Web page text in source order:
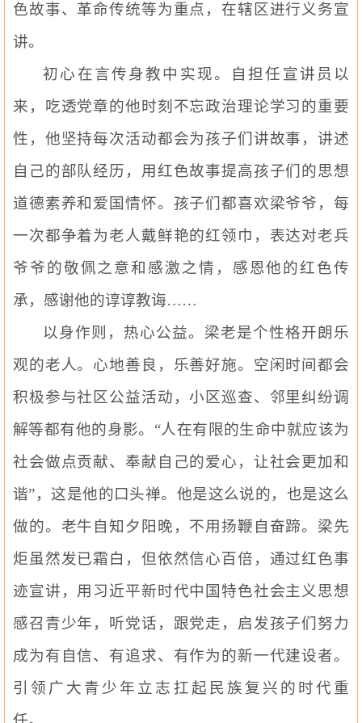
色故事、革命传统等为重点，在辖区进行义务宣
讲。
初心在言传身教中实现。自担任宣讲员以
来，吃透党章的他时刻不忘政治理论学习的重要
性，他坚持每次活动都会为孩子们讲故事，讲述
自己的部队经历，用红色故事提高孩子们的思想
道德素养和爱国情怀。孩子们都喜欢梁爷爷，每
一次都争着为老人戴鲜艳的红领巾，表达对老兵
爷爷的敬佩之意和感激之情，感恩他的红色传
承，感谢他的谆谆教诲……
以身作则，热心公益。梁老是个性格开朗乐
观的老人。心地善良，乐善好施。空闲时间都会
积极参与社区公益活动，小区巡查、邻里纠纷调
解等都有他的身影。“人在有限的生命中就应该为
社会做点贡献、奉献自己的爱心，让社会更加和
谐”，这是他的口头禅。他是这么说的，也是这么
做的。老牛自知夕阳晚，不用扬鞭自奋蹄。梁先
炬虽然发已霜白，但依然信心百倍，通过红色事
迹宣讲，用习近平新时代中国特色社会主义思想
感召青少年，听党话，跟党走，启发孩子们努力
成为有自信、有追求、有作为的新一代建设者。
引领广大青少年立志扛起民族复兴的时代重